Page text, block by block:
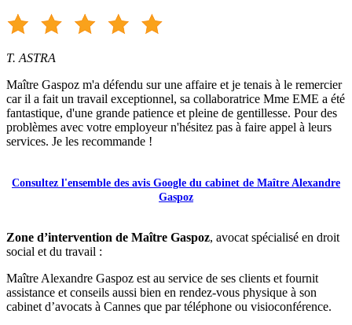
T. ASTRA
Maître Gaspoz m'a défendu sur une affaire et je tenais à le remercier
car il a fait un travail exceptionnel, sa collaboratrice Mme EME a été
fantastique, d'une grande patience et pleine de gentillesse. Pour des
problèmes avec votre employeur n'hésitez pas à faire appel à leurs
services. Je les recommande !
Consultez l'ensemble des avis Google du cabinet de Maître Alexandre
Gaspoz
Zone d’intervention de Maître Gaspoz, avocat spécialisé en droit
social et du travail :
Maître Alexandre Gaspoz est au service de ses clients et fournit
assistance et conseils aussi bien en rendez-vous physique à son
cabinet d’avocats à Cannes que par téléphone ou visioconférence.